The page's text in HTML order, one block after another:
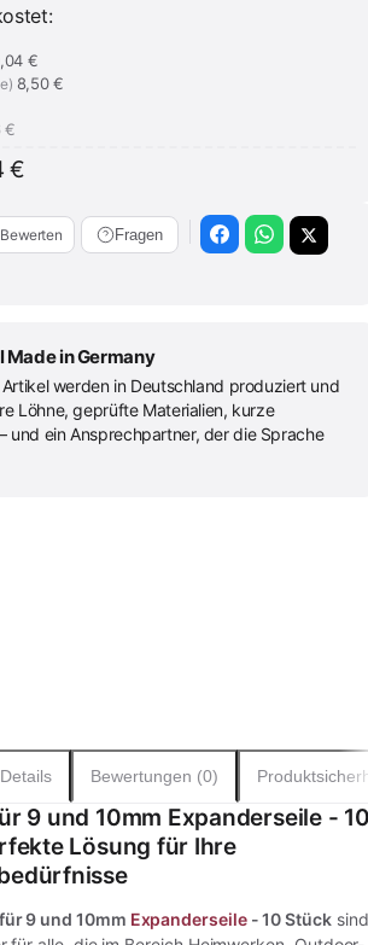
€
8,50 €
€
€
Bewerten Fragen
Made in Germany
Artikel werden in Deutschland produziert und
Löhne, geprüfte Materialien, kurze
und ein Ansprechpartner, der die Sprache
Details Bewertungen (0)
9 und 10mm Expanderseile -
Lösung für Ihre
9 und 10mm Expanderseile- 10 Stücksind